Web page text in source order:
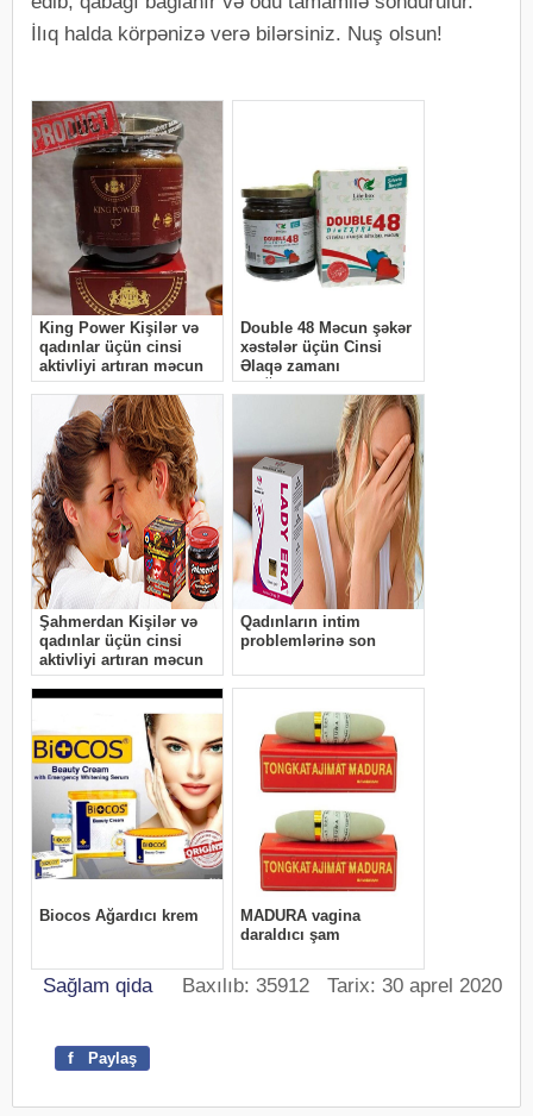
İlıq halda körpənizə verə bilərsiniz. Nuş olsun!
Sağlam qidaBaxılıb: 35912 Tarix: 30 aprel 2020
f Paylaş